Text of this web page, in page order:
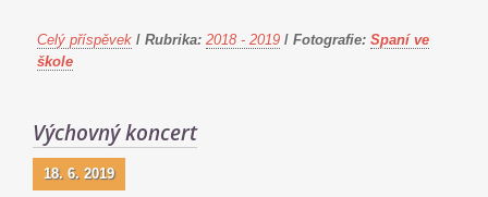
Celý příspěvek / Rubrika: 2018 - 2019 / Fotografie: Spaní ve
škole
Výchovný koncert
18. 6. 2019